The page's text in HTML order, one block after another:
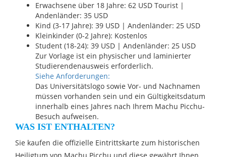
Erwachsene über 18 Jahre: 62 USD Tourist |
Andenländer: 35 USD
Kind (3-17 Jahre): 39 USD | Andenländer: 25 USD
Kleinkinder (0-2 Jahre): Kostenlos
Student (18-24): 39 USD | Andenländer: 25 USD
Zur Vorlage ist ein physischer und laminierter
Studierendenausweis erforderlich.
Siehe Anforderungen:
Das Universitätslogo sowie Vor- und Nachnamen
müssen vorhanden sein und ein Gültigkeitsdatum
innerhalb eines Jahres nach Ihrem Machu Picchu-
Besuch aufweisen.
WAS IST ENTHALTEN?
Sie kaufen die offizielle Eintrittskarte zum historischen